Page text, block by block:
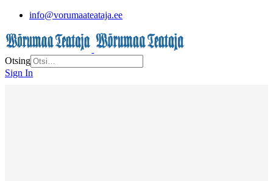
info@vorumaateataja.ee
Otsing
Sign In